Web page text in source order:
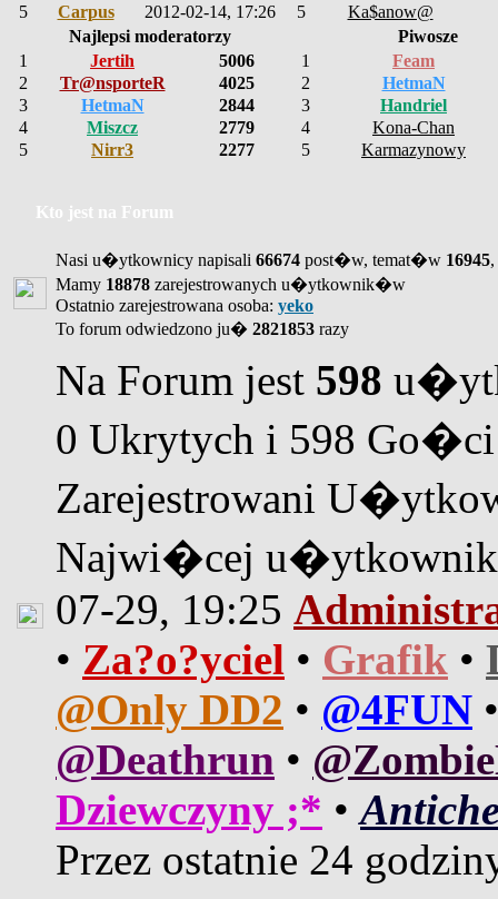
5
Carpus 2012-02-14, 17:26
5
Ka$anow@
Najlepsi moderatorzy
Piwosze
1
Jertih
5006
2
Tr@nsporteR
4025
3
HetmaN
2844
4
Miszcz
2779
5
Nirr3 2277
1
Feam
2
HetmaN
3
Handriel
4
Kona-Chan
5
Karmazynowy
Kto jest na Forum
Nasi u�ytkownicy napisali 66674 post�w, temat�w 16945
Mamy 18878 zarejestrowanych u�ytkownik�w
Ostatnio zarejestrowana osoba: yeko
To forum odwiedzono ju� 2821853 razy
Na Forum jest 598
0 Ukrytych i 598 Go�ci
Zarejestrowani
Najwi�cej
07-29, 19:25
• Za?o?yciel • Grafik •
@Only DD2 • @4FUN
@Deathrun •
Dziewczyny ;* •
Przez ostatnie 24